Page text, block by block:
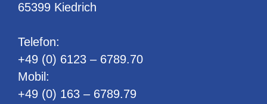
65399 Kiedrich
Telefon:
+49 (0) 6123 – 6789.70
Mobil:
+49 (0) 163 – 6789.79